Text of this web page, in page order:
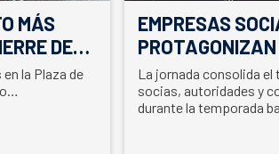
MÁS
DE
la Plaza de
EMPRESAS
LA
EN SEMANA
La jornada consolida
socias, autoridades y
durante la temporada